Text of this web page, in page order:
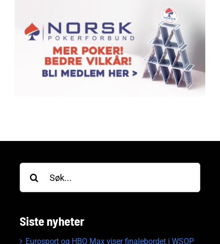
etter:
Siste nyheter
Eurosport og HBO Max viser finalebordet i WSOP